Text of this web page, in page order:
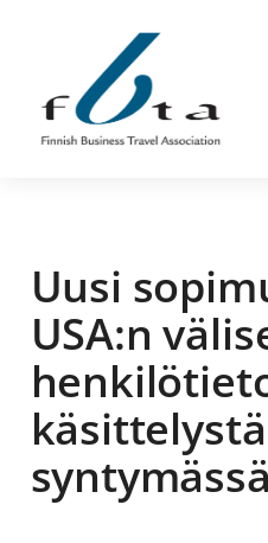
main
content
primary
sidebar
footer
the
Finnish
Business
Travel
Association
is
an
organization
Uusi
USA:n
käsittelystä
syntymässä